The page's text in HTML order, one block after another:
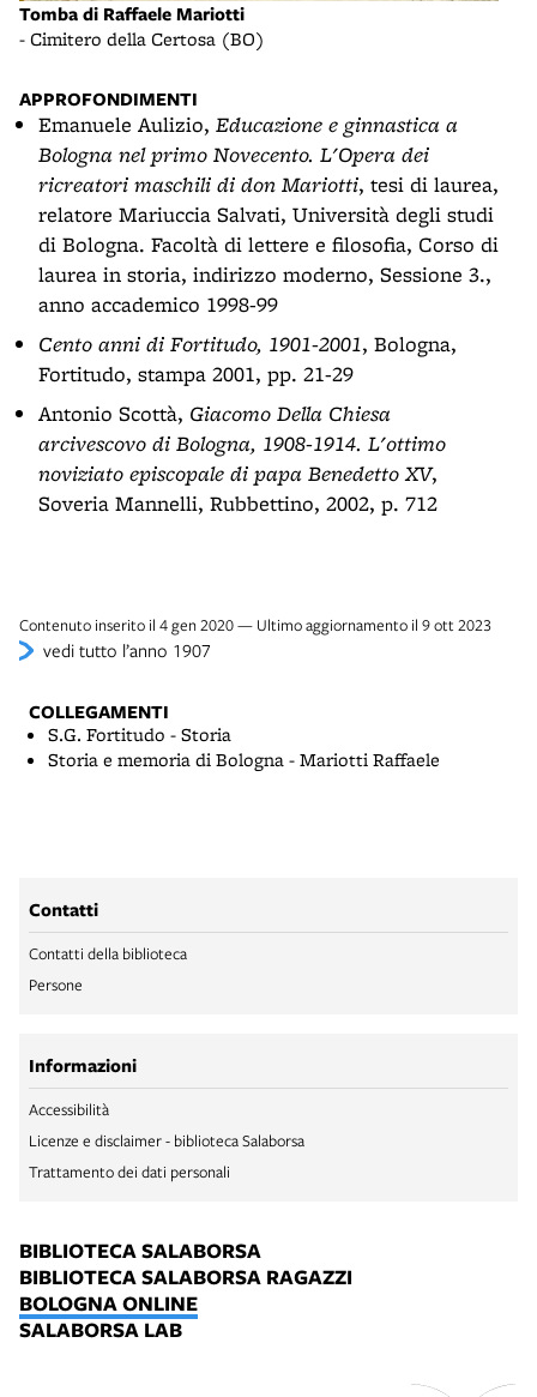
Tomba di Raffaele Mariotti
- Cimitero della Certosa (BO)
APPROFONDIMENTI
Emanuele Aulizio, Educazione e ginnastica a
Bologna nel primo Novecento. L'Opera dei
ricreatori maschili di don Mariotti, tesi di laurea,
relatore Mariuccia Salvati, Università degli studi
di Bologna. Facoltà di lettere e filosofia, Corso di
laurea in storia, indirizzo moderno, Sessione 3.,
anno accademico 1998-99
Cento anni di Fortitudo, 1901-2001, Bologna,
Fortitudo, stampa 2001, pp. 21-29
Antonio Scottà, Giacomo Della Chiesa
arcivescovo di Bologna, 1908-1914. L'ottimo
noviziato episcopale di papa Benedetto XV,
Soveria Mannelli, Rubbettino, 2002, p. 712
Contenuto inserito il 4 gen 2020 — Ultimo aggiornamento il 9 ott 2023
vedi tutto l’anno 1907
COLLEGAMENTI
S.G. Fortitudo - Storia
Storia e memoria di Bologna - Mariotti Raffaele
Contatti
Contatti della biblioteca
Persone
Informazioni
Accessibilità
Licenze e disclaimer - biblioteca Salaborsa
Trattamento dei dati personali
BIBLIOTECA SALABORSA
BIBLIOTECA SALABORSA RAGAZZI
BOLOGNA ONLINE
SALABORSA LAB